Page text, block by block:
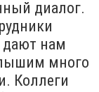
диалог.
дают нам
много
Коллеги